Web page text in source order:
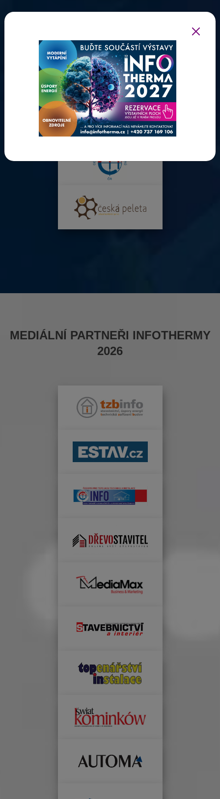
ODBORNÍ PARTNEŘI INFOTHERMY
MEDIÁLNÍ PARTNEŘI INFOTHERMY
2026